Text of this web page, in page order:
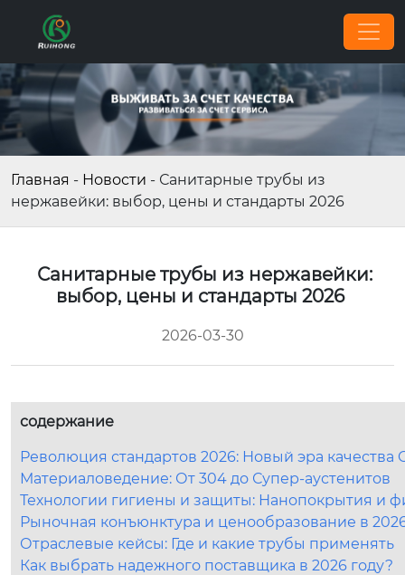
Главная - Новости - Санитарные трубы из
нержавейки: выбор, цены и стандарты 2026
Санитарные трубы из нержавейки:
выбор, цены и стандарты 2026
2026-03-30
содержание
Революция стандартов 2026: Новый эра качества
Материаловедение: От 304 до Супер-аустенитов
Технологии гигиены и защиты: Нанопокрытия и
Рыночная конъюнктура и ценообразование в
Отраслевые кейсы: Где и какие трубы применять
Как выбрать надежного поставщика в 2026 году?